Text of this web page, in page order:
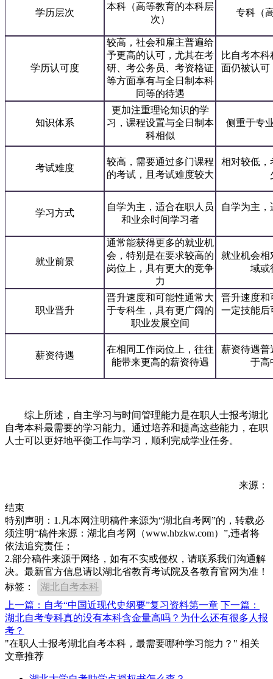
学历层次
本科（高等教育的本科层
次）
专科（
学历认可度
较高，社会和雇主普遍给
予更高的认可，尤其在考
研、考公务员、考资格证
等方面享有与全日制本科
同等的待遇
比自考本
面仍被认可
知识体系
更加注重理论知识的学
习，课程设置与全日制本
科相似
侧重于专
考试难度
较高，需要通过多门课程
的考试，且考试难度较大
相对较低，
学习方式
自学为主，适合在职人员
和业余时间学习者
自学为主
就业前景
通常能获得更多的就业机
会，特别是在要求较高的
岗位上，具有更大的竞争
力
就业机会相
域或
职业晋升
晋升速度和可能性通常大
于专科生，具有更广阔的
职业发展空间
晋升速度和
一定技能后
薪资待遇
在相同工作岗位上，往往
能带来更高的薪资待遇
薪资待遇普
于高
综上所述，自主学习与时间管理能力是在职人士报考湖北
自考本科最需要的学习能力。通过培养和提高这些能力，在职
人士可以更好地平衡工作与学习，顺利完成学业任务。
来源：
结束
特别声明：1.凡本网注明稿件来源为“湖北自考网”的，转载必
须注明“稿件来源：湖北自考网（www.hbzkw.com）”,违者将
依法追究责任；
2.部分稿件来源于网络，如有不实或侵权，请联系我们沟通解
决。最新官方信息请以湖北省教育考试院及各教育官网为准！
标签：
湖北自考本科
上一篇：自考“中国近现代史纲要”复习资料第一章 下一篇：
湖北自考专科真的没有本科含金量高吗？为什么还有很多人报
考？
"在职人士报考湖北自考本科，最需要哪种学习能力？" 相关
文章推荐